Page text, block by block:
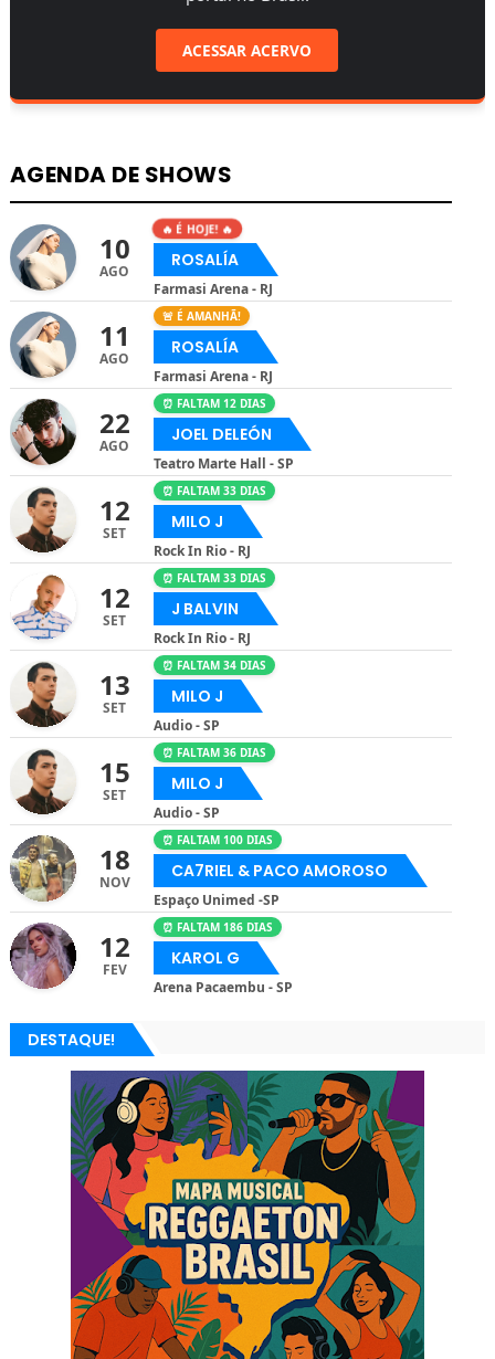
ACESSAR ACERVO
AGENDA DE SHOWS
10
AGO
🔥 É HOJE! 🔥
ROSALÍA
Farmasi Arena - RJ
11
AGO
🚨 É AMANHÃ!
ROSALÍA
Farmasi Arena - RJ
22
AGO
⏰ FALTAM 12 DIAS
JOEL DELEÓN
Teatro Marte Hall - SP
12
SET
⏰ FALTAM 33 DIAS
MILO J
Rock In Rio - RJ
12
SET
⏰ FALTAM 33 DIAS
J BALVIN
Rock In Rio - RJ
13
SET
⏰ FALTAM 34 DIAS
MILO J
Audio - SP
15
SET
⏰ FALTAM 36 DIAS
MILO J
Audio - SP
18
NOV
⏰ FALTAM 100 DIAS
CA7RIEL & PACO AMOROSO
Espaço Unimed -SP
12
FEV
⏰ FALTAM 186 DIAS
KAROL G
Arena Pacaembu - SP
DESTAQUE!